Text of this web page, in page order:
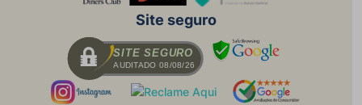
Site seguro
SITE SEGURO
AUDITADO 08/08/26